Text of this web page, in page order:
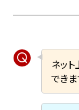
ネッ
できま